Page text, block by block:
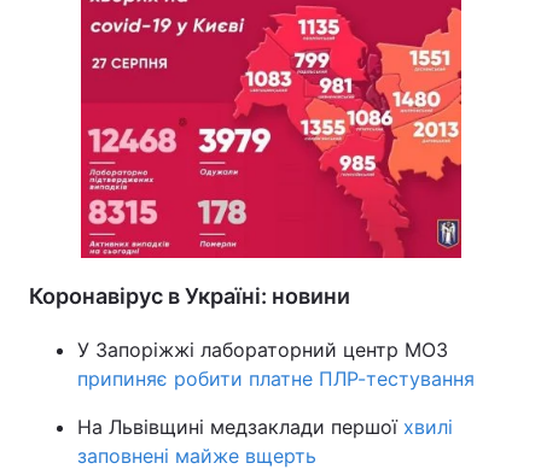
Коронавірус в Україні: новини
У Запоріжжі лабораторний центр МОЗ
припиняє робити платне ПЛР-тестування
На Львівщині медзаклади першої хвилі
заповнені майже вщерть